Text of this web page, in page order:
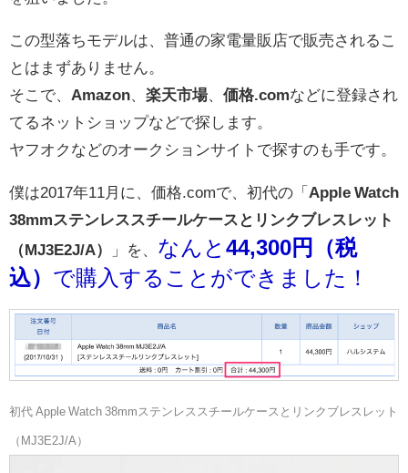
この型落ちモデルは、普通の家電量販店で販売されるこ
とはまずありません。
そこで、 Amazon 楽天市場、 価格.comなどに登録され
てるネットショップなどで探します。
ヤフオクなどのオークションサイトで探すのも手です。
僕は2017年11月に、価格.comで、初代の「 Apple Watch
38mmステンレススチールケースとリンクブレスレット
（MJ3E2J/A）
」を、 なんと 44,300円（税
込） で購入することができました！
初代 Apple Watch 38mmステンレススチールケースとリンクブレスレット
（MJ3E2J/A）